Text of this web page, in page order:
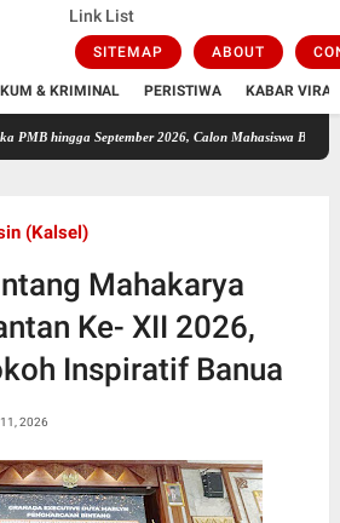
Link List
SITEMAP ABOUT
& KRIMINAL PERISTIWA KABAR VIRAL
Calon Mahasiswa Berpeluang Raih KIP Kuliah
(Kalsel)
Mahakarya
Ke- XII 2026,
Inspiratif Banua
2026